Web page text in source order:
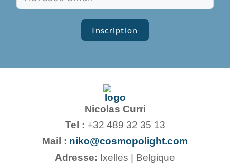
Inscription
Nicolas Curri
Tel : +32 489 32 35 13
Mail : niko@cosmopolight.com
Adresse: Ixelles | Belgique